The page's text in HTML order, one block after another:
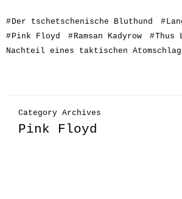
#Der tschetschenische Bluthund #
#Pink Floyd #Ramsan Kadyrow #Thus
Nachteil eines taktischen
Category Archives
Pink Floyd